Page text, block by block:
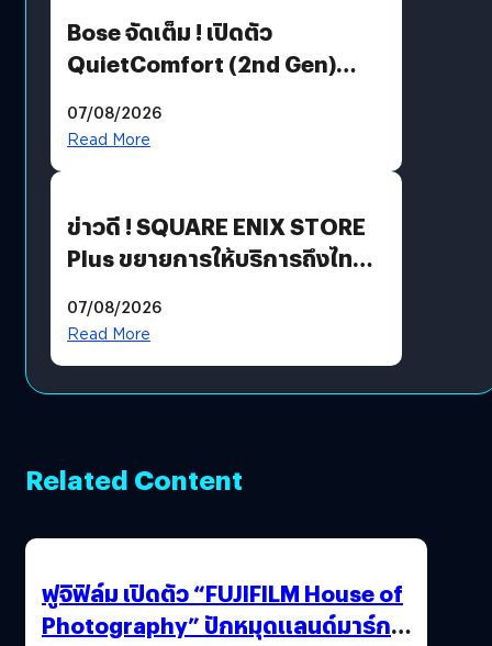
Bose จัดเต็ม ! เปิดตัว
QuietComfort (2nd Gen)
07/08/2026
Read More
ข่าวดี ! SQUARE ENIX STORE
Plus ขยายการให้บริการถึงไทย
โดยตรง
07/08/2026
Read More
Related Content
ฟูจิฟิล์ม เปิดตัว “FUJIFILM House of
Photography” ปักหมุดแลนด์มาร์ก